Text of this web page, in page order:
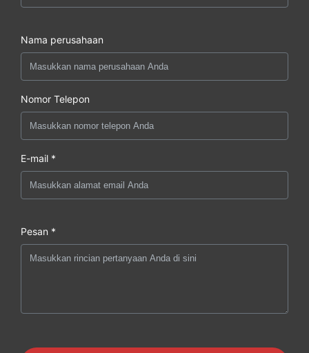
Nama perusahaan
Nomor Telepon
E-mail *
Pesan *